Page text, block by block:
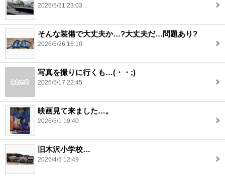
2026/5/31 23:03
そんな装備で大丈夫か…?大丈夫だ…問題あり?
2026/5/26 16:10
写真を撮りに行くも…(・・;)
2026/5/17 22:45
映画見て来ました…。
2026/5/1 19:40
旧木沢小学校…
2026/4/5 12:49